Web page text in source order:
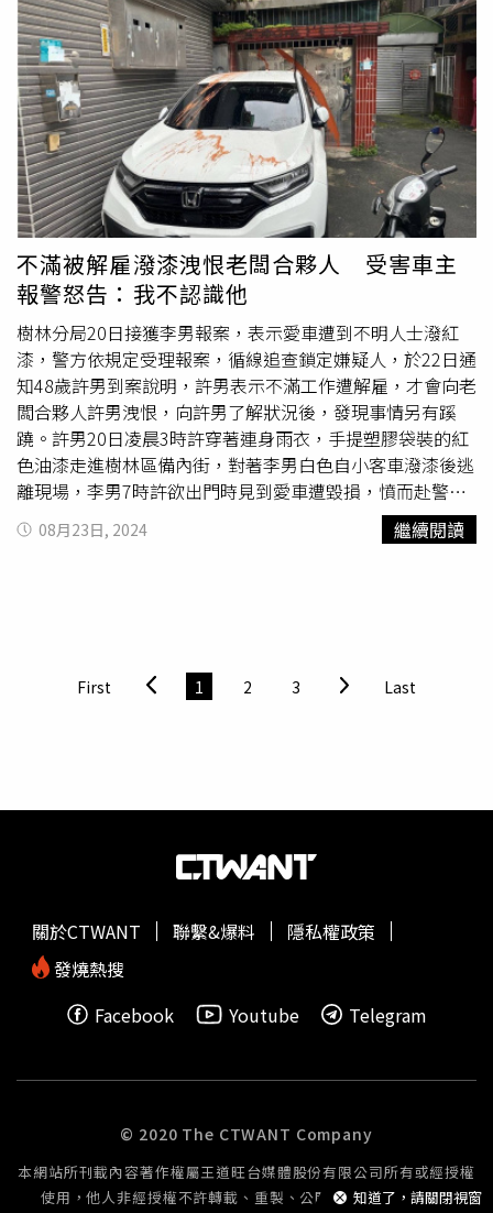
PO指出，怎料該名日籍男子收下1萬日圓後，竟改口聲稱罰
款是10萬元，擺明就是想趁機敲詐，拒絕給錢還被對方搶走
手機，雙方僵持不下決定報警處理，最終在警方的調解下支
付了1萬日圓才結束此事，「原本是一趟期待已久的家庭旅
行，卻因一場突如其來的停車糾紛，讓我們的旅程蒙上⼀層
陰影。」原PO透露，當時警方到場後，他們仔細檢視告示
牌才發現，地主居然在告示牌上動手腳，原先的「一」萬竟
被用原子筆加上了一豎，直接變成「十」萬，讓她忍不住痛
斥原本是想來沖繩享受美好假期，卻被無辜捲入無情的騙
局，並藉此提醒網友們，小心被類似手法當成肥羊宰，「希
望我們的經歷能引起大家的關注，讓更多人了解到在海外旅
遊時可能遇到的風險。在看似和平、文明的國度，也可能存
在著不公和黑暗。」貼文曝光後，引起網友留言熱議，「違
規停車收費罰錢沒什麼問題，但是故意這樣敲詐從1萬變10
萬真的太過分」、「真的超極不合理欸！更何況是這種坐地
起價的行為！」、「超恐怖，根本法外之地，一萬變十萬，
還搶手機」、「可怕…只能說即使日本也會有敲詐遊客的卑
劣事情出現」、「覺得好可怕！真的辛苦你了帶全家旅行卻
遭遇這種事情，我相信絕大多數的日本人都不會是這麼心懷
惡意的，希望這件事可以傳播出去讓大家警惕。」
不滿被解雇潑漆洩恨老闆合夥人 受害車主
報警怒告：我不認識他
樹林分局20日接獲李男報案，表示愛車遭到不明人士潑紅
漆，警方依規定受理報案，循線追查鎖定嫌疑人，於22日通
知48歲許男到案說明，許男表示不滿工作遭解雇，才會向老
闆合夥人許男洩恨，向許男了解狀況後，發現事情另有蹊
蹺。許男20日凌晨3時許穿著連身雨衣，手提塑膠袋裝的紅
色油漆走進樹林區備內街，對著李男白色自小客車潑漆後逃
離現場，李男7時許欲出門時見到愛車遭毀損，憤而赴警局
報案。警方受理後沿線追查，鎖定身分後於22日通知許男到
安說明，他表示自己受雇於市場買水果，日前不滿遭李男合
嫌移送法辦，詳細肇事原因及事件經過仍待警方進一步調查
08月23日, 2024 繼續閱讀
First 1 2 3 Last
知道了，請關閉視窗
關於CTWANT 聯繫&爆料
隱私權政策
發燒熱搜
Facebook
Youtube Telegram
© 2020 The CTWANT Company
本網站所刊載內容著作權屬王道旺台媒體股份有限公司所有或經授權
使用，他人非經授權不許轉載、重製、公開播送或公開傳輸。